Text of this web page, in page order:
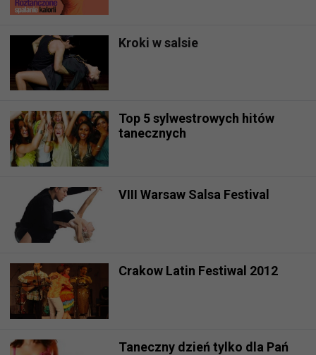
Kroki w salsie
Top 5 sylwestrowych hitów
tanecznych
VIII Warsaw Salsa Festival
Crakow Latin Festiwal 2012
Taneczny dzień tylko dla Pań